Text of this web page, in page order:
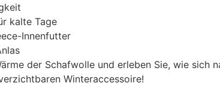
kalte Tage
Innenfutter
der Schafwolle und erleben Sie, wie sich
Winteraccessoire!